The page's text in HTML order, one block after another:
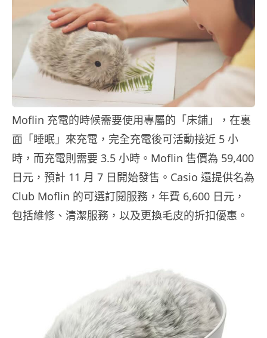
Moflin 充電的時候需要使用專屬的「床鋪」，在裏
面「睡眠」來充電，完全充電後可活動接近 5 小
時，而充電則需要 3.5 小時。Moflin 售價為 59,400
日元，預計 11 月 7 日開始發售。Casio 還提供名為
Club Moflin 的可選訂閱服務，年費 6,600 日元，
包括維修、清潔服務，以及更換毛皮的折扣優惠。